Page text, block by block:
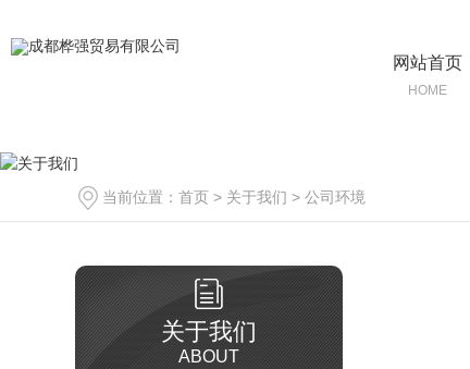
网站首页
HOME
当前位置： 首页 > 关于我们 > 公司环境
关于我们
ABOUT